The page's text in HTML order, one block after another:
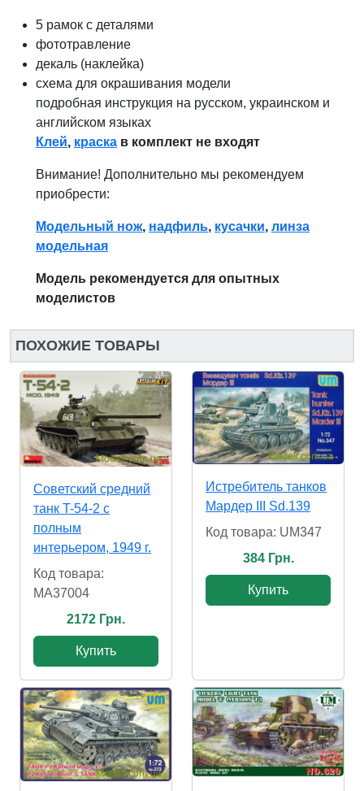
5 рамок с деталями
фототравление
декаль (наклейка)
схема для окрашивания модели
подробная инструкция на русском, украинском и
английском языках
Клей, краска в комплект не входят
Внимание! Дополнительно мы рекомендуем
приобрести:
Модельный нож, надфиль, кусачки, линза
модельная
Модель рекомендуется для опытных
моделистов
ПОХОЖИЕ ТОВАРЫ
Советский средний
танк T-54-2 с
полным
интерьером, 1949 г.
Код товара:
MA37004
2172 Грн.
Купить
Истребитель танков
Мардер III Sd.139
Код товара: UM347
384 Грн.
Купить